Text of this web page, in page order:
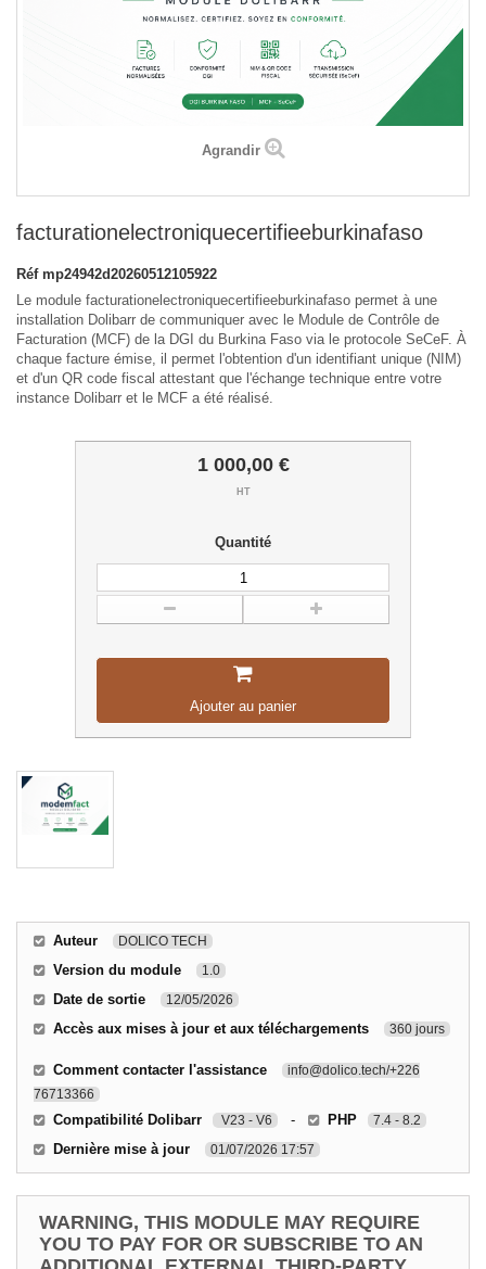
Agrandir
facturationelectroniquecertifieeburkinafaso
Réf mp24942d20260512105922
Le module facturationelectroniquecertifieeburkinafaso permet à une
installation Dolibarr de communiquer avec le Module de Contrôle de
Facturation (MCF) de la DGI du Burkina Faso via le protocole SeCeF. À
chaque facture émise, il permet l'obtention d'un identifiant unique (NIM)
et d'un QR code fiscal attestant que l'échange technique entre votre
instance Dolibarr et le MCF a été réalisé.
1 000,00 €
HT
Quantité
Ajouter au panier
Auteur DOLICO TECH
Version du module 1.0
Date de sortie 12/05/2026
Accès aux mises à jour et aux téléchargements 360 jours
Comment contacter l'assistance
info@dolico.tech/+226
76713366
Compatibilité Dolibarr V23 - V6 - PHP 7.4 - 8.2
Dernière mise à jour 01/07/2026 17:57
WARNING, THIS MODULE MAY REQUIRE
YOU TO PAY FOR OR SUBSCRIBE TO AN